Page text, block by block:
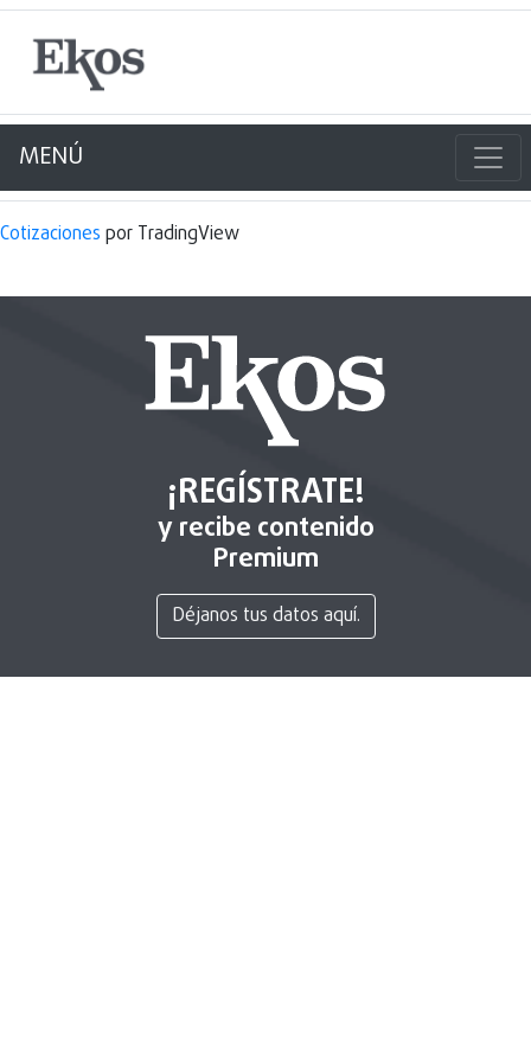
MENÚ
Cotizaciones por TradingView
¡REGÍSTRATE!
y recibe contenido
Premium
Déjanos tus datos aquí.